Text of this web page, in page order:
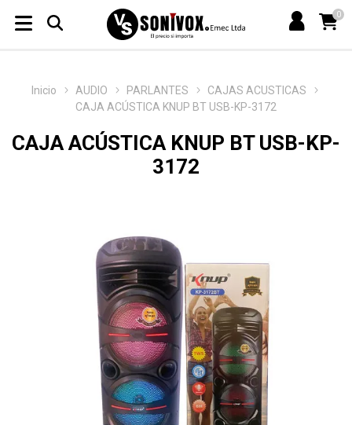
0
Inicio AUDIO PARLANTES
CAJAS ACUSTICAS
CAJA ACÚSTICA KNUP BT USB-KP-3172
CAJA ACÚSTICA KNUP BT USB-KP-
3172